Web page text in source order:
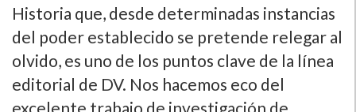
Historia que, desde determinadas instancias
del poder establecido se pretende relegar al
olvido, es uno de los puntos clave de la lí­nea
editorial de DV. Nos hacemos eco del
excelente trabajo de investigación de